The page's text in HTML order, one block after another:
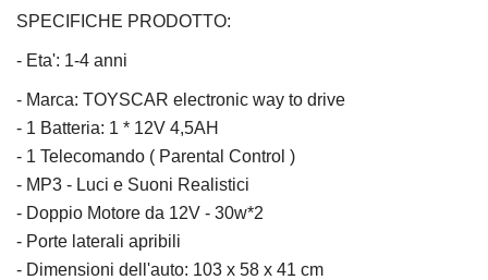
SPECIFICHE PRODOTTO:
- Eta': 1-4 anni
- Marca: TOYSCAR electronic way to drive
- 1 Batteria: 1 * 12V 4,5AH
- 1 Telecomando ( Parental Control )
- MP3 - Luci e Suoni Realistici
- Doppio Motore da 12V - 30w*2
- Porte laterali apribili
- Dimensioni dell'auto: 103 x 58 x 41 cm